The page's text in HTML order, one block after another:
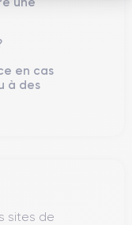
en cas
à des
sites de